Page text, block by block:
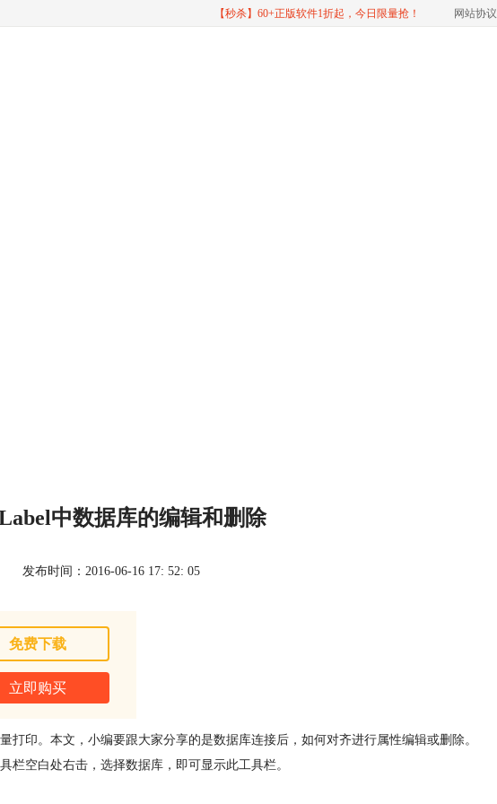
【秒杀】60+正版软件1折起，今日限量抢！ 网站协议
中数据库的编辑和删除
发布时间：2016-06-16 17: 52: 05
免费下载
立即购买
印。本文，小编要跟大家分享的是数据库连接后，如何对齐进行属性编辑或删除。
栏空白处右击，选择数据库，即可显示此工具栏。